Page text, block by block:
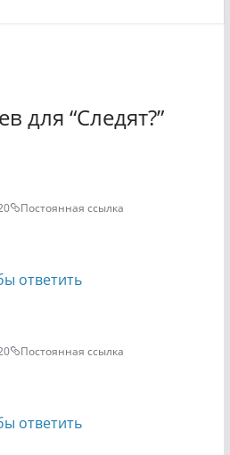
для “Следят?”
Постоянная ссылка
ответить
Постоянная ссылка
ответить